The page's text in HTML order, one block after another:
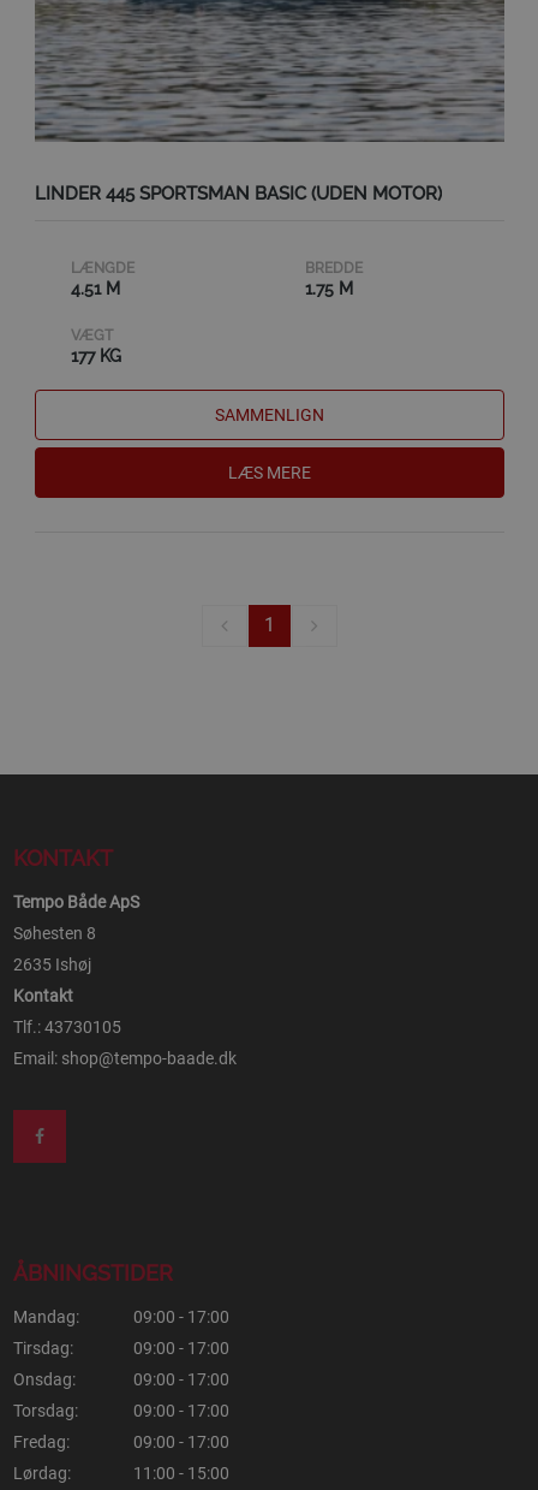
LINDER 445 SPORTSMAN BASIC (UDEN MOTOR)
LÆNGDE
4.51 M
BREDDE
1.75 M
VÆGT
177 KG
SAMMENLIGN
LÆS MERE
1
KONTAKT
Tempo Både ApS
Søhesten 8
2635 Ishøj
Kontakt
Tlf.: 43730105
Email: shop@tempo-baade.dk
ÅBNINGSTIDER
Mandag:
09:00 - 17:00
Tirsdag:
09:00 - 17:00
Onsdag:
09:00 - 17:00
Torsdag:
09:00 - 17:00
Fredag:
09:00 - 17:00
Lørdag:
11:00 - 15:00